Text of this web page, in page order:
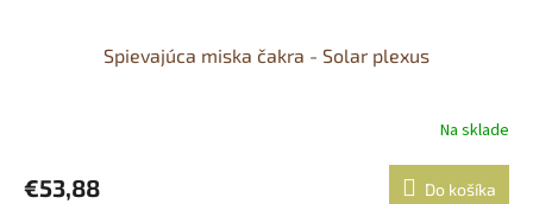
Spievajúca miska čakra - Solar plexus
Na sklade
€53,88 Do košíka